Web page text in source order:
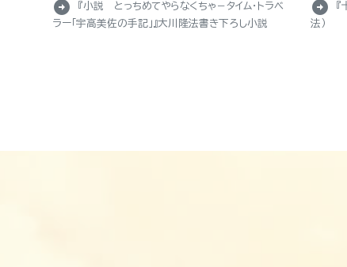
arrow_circle_right
『小説 とっちめてやらなくちゃ－タイム・トラベ
ラー「宇高美佐の手記」』大川隆法書き下ろし小説
arrow_circle_right
法）